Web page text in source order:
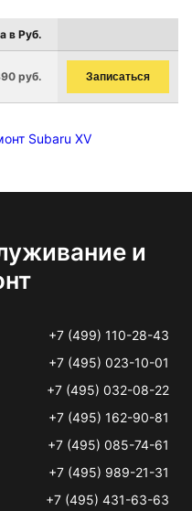
в Руб.
руб. Записаться
Subaru XV
и
+7 (499) 110-28-43
+7 (495) 023-10-01
+7 (495) 032-08-22
+7 (495) 162-90-81
+7 (495) 085-74-61
+7 (495) 989-21-31
+7 (495) 431-63-63